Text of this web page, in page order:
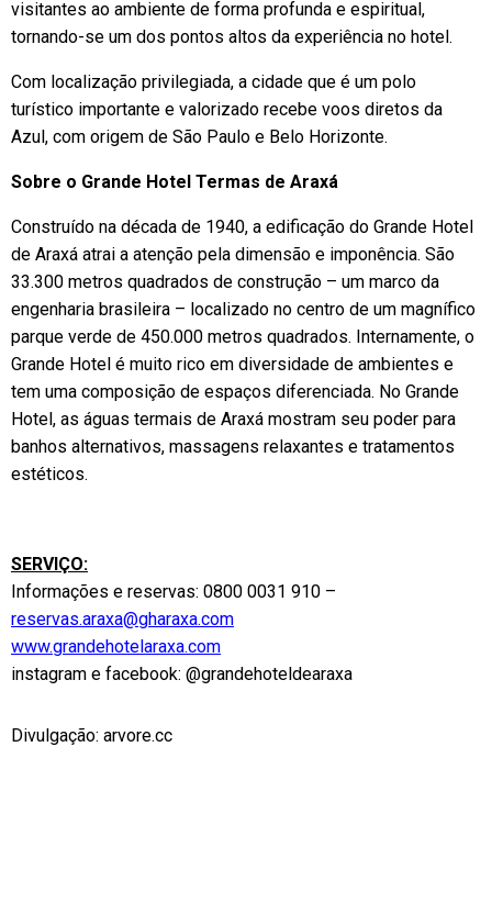
visitantes ao ambiente de forma profunda e espiritual,
tornando-se um dos pontos altos da experiência no hotel.
Com localização privilegiada, a cidade que é um polo
turístico importante e valorizado recebe voos diretos da
Azul, com origem de São Paulo e Belo Horizonte.
Sobre o Grande Hotel Termas de Araxá
Construído na década de 1940, a edificação do Grande Hotel
de Araxá atrai a atenção pela dimensão e imponência. São
33.300 metros quadrados de construção – um marco da
engenharia brasileira – localizado no centro de um magnífico
parque verde de 450.000 metros quadrados. Internamente, o
Grande Hotel é muito rico em diversidade de ambientes e
tem uma composição de espaços diferenciada. No Grande
Hotel, as águas termais de Araxá mostram seu poder para
banhos alternativos, massagens relaxantes e tratamentos
estéticos.
SERVIÇO:
Informações e reservas: 0800 0031 910 –
reservas.araxa@gharaxa.com
www.grandehotelaraxa.com
instagram e facebook: @grandehoteldearaxa
Divulgação: arvore.cc